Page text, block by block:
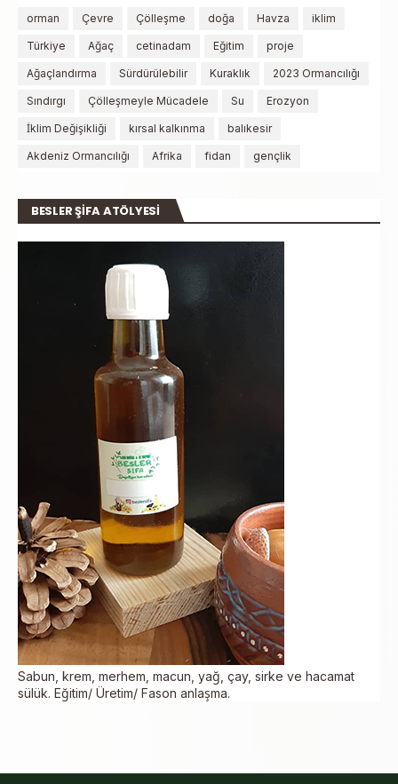
orman Çevre Çölleşme doğa Havza iklim
Türkiye Ağaç cetinadam Eğitim proje
Ağaçlandırma Sürdürülebilir Kuraklık 2023 Ormancılığı
Sındırgı Çölleşmeyle Mücadele Su Erozyon
İklim Değişikliği kırsal kalkınma balıkesir
Akdeniz Ormancılığı Afrika fidan gençlik
BESLER ŞİFA ATÖLYESİ
Sabun, krem, merhem, macun, yağ, çay, sirke ve hacamat
sülük. Eğitim/ Üretim/ Fason anlaşma.